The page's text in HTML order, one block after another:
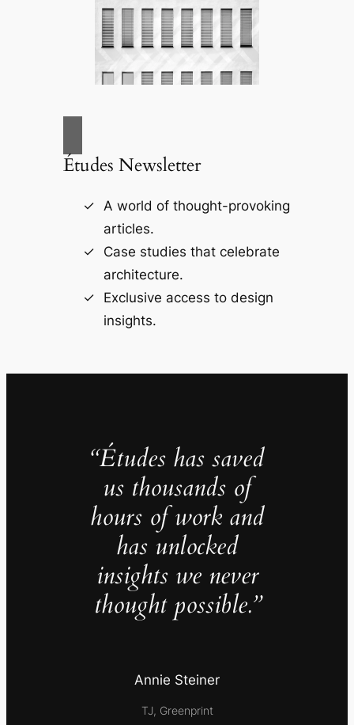
Études Newsletter
A world of thought-provoking
articles.
Case studies that celebrate
architecture.
Exclusive access to design
insights.
“Études has saved
us thousands of
hours of work and
has unlocked
insights we never
thought possible.”
Annie Steiner
TJ, Greenprint